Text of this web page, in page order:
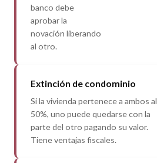
banco debe
aprobar la
novación liberando
al otro.
Extinción de condominio
Si la vivienda pertenece a ambos al
50%, uno puede quedarse con la
parte del otro pagando su valor.
Tiene ventajas fiscales.